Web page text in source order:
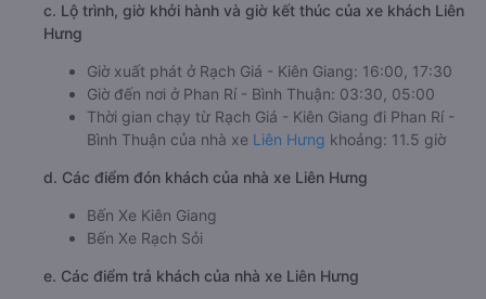
c. Lộ trình, giờ khởi hành và giờ kết thúc của xe khách Liên
Hưng
Giờ xuất phát ở Rạch Giá - Kiên Giang: 16:00, 17:30
Giờ đến nơi ở Phan Rí - Bình Thuận: 03:30, 05:00
Thời gian chạy từ Rạch Giá - Kiên Giang đi Phan Rí -
Bình Thuận của nhà xe Liên Hưng khoảng: 11.5 giờ
d. Các điểm đón khách của nhà xe Liên Hưng
Bến Xe Kiên Giang
Bến Xe Rạch Sỏi
e. Các điểm trả khách của nhà xe Liên Hưng